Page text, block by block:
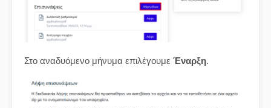
Στο αναδυόμενο μήνυμα επιλέγουμε Έναρξη.